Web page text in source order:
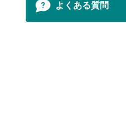
よくある質問